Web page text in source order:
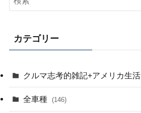
カテゴリー
クルマ志考的雑記+アメリカ生活
全車種 (146)